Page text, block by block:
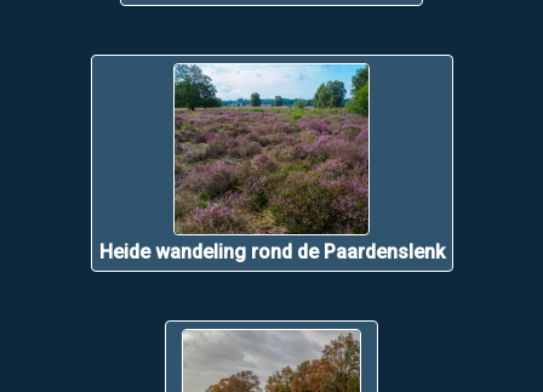
Heide wandeling rond de Paardenslenk